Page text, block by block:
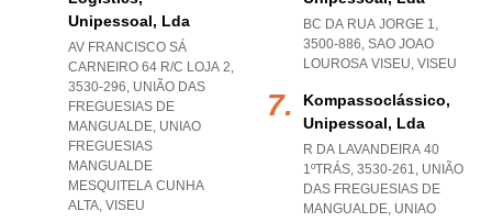
Unipessoal, Lda
AV FRANCISCO SÁ
CARNEIRO 64 R/C LOJA 2,
3530-296, UNIÃO DAS
FREGUESIAS DE
MANGUALDE, UNIAO
FREGUESIAS
MANGUALDE
MESQUITELA CUNHA
ALTA, VISEU
BC DA RUA JORGE 1,
3500-886, SAO JOAO
LOUROSA VISEU, VISEU
Kompassoclássico,
Unipessoal, Lda
R DA LAVANDEIRA 40
1ºTRÁS, 3530-261, UNIÃO
DAS FREGUESIAS DE
MANGUALDE, UNIAO